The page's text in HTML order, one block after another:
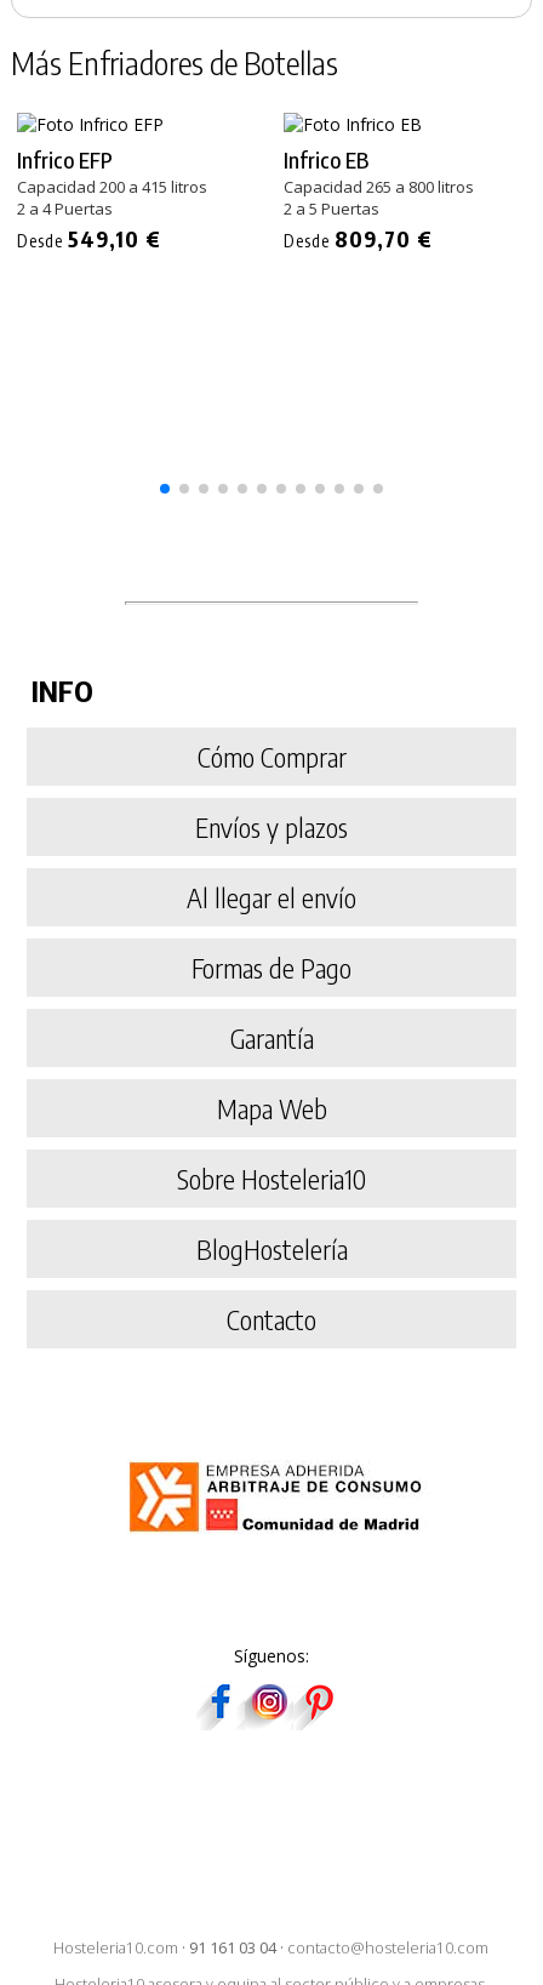
Más Enfriadores de Botellas
Infrico EFP
Capacidad 200 a 415 litros
2 a 4 Puertas
Desde 549,10 €
Infrico EB
Capacidad 265 a 800 litros
2 a 5 Puertas
Desde 809,70 €
INFO
Cómo Comprar
Envíos y plazos
Al llegar el envío
Formas de Pago
Garantía
Mapa Web
Sobre Hosteleria10
BlogHostelería
Contacto
Síguenos:
Hosteleria10.com · 91 161 03 04· contacto@hosteleria10.com